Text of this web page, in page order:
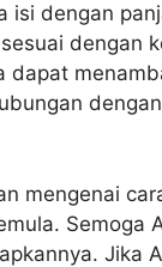
isi dengan
dengan
dapat
mengenai
Semoga
Jika